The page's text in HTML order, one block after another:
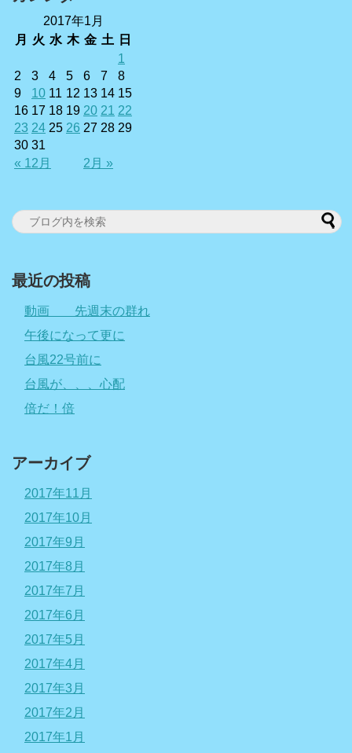
2017年1月
月
火 水 木 金 土 日
« 12月 2月 »
1
2
3 4 5 6 7
8
9
10 11 12 13 14 15
16 17 18 19 20 21 22
23 24 25 26 27 28 29
30 31
最近の投稿
動画 先週末の群れ
午後になって更に
台風22号前に
台風が、、、心配
倍だ！倍
アーカイブ
2017年11月
2017年10月
2017年9月
2017年8月
2017年7月
2017年6月
2017年5月
2017年4月
2017年3月
2017年2月
2017年1月